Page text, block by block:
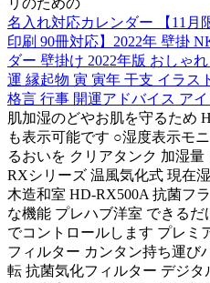
リのための
名入れ対応カレンダー 【11月
印刷 90冊対応】2022年 壁掛
ダー 壁掛け 2022年版 おしゃ
運 縁起物 寅 寅年 干支 イラス
格言 行事 開運アドバイス アイ
肌加湿のどやお肌を守るため
も表示可能です ○湿度表示モ
るおいを クリアタンク 加湿
RXシリーズ 温風気化式 現在
木造和室 HD-RX500A 抗菌フ
な機能 プレハブ洋室 できる
でコントロールします プレミ
フィルター カンタン持ち運び
転 抗菌気化フィルター デジ